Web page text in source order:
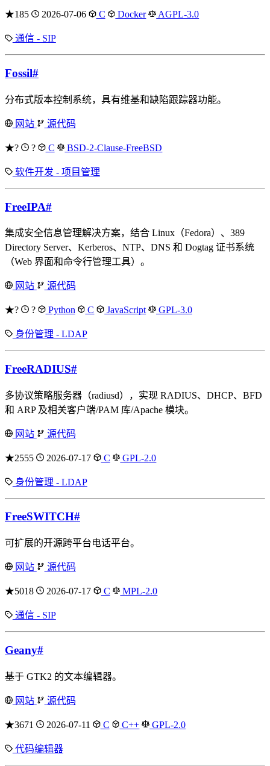
★185 2026-07-06 C Docker AGPL-3.0
通信 - SIP
Fossil#
分布式版本控制系统，具有维基和缺陷跟踪器功能。
网站 源代码
★? ? C BSD-2-Clause-FreeBSD
软件开发 - 项目管理
FreeIPA#
集成安全信息管理解决方案，结合 Linux（Fedora）、389
Directory Server、Kerberos、NTP、DNS 和 Dogtag 证书系统
（Web 界面和命令行管理工具）。
网站 源代码
★? ? Python C JavaScript GPL-3.0
身份管理 - LDAP
FreeRADIUS#
多协议策略服务器（radiusd），实现 RADIUS、DHCP、BFD
和 ARP 及相关客户端/PAM 库/Apache 模块。
网站 源代码
★2555 2026-07-17 C GPL-2.0
身份管理 - LDAP
FreeSWITCH#
可扩展的开源跨平台电话平台。
网站 源代码
★5018 2026-07-17 C MPL-2.0
通信 - SIP
Geany#
基于 GTK2 的文本编辑器。
网站 源代码
★3671 2026-07-11 C C++ GPL-2.0
代码编辑器